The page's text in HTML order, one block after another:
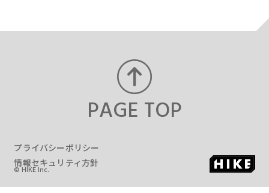
PAGE TOP
プライバシーポリシー
情報セキュリティ方針
© HIKE Inc.